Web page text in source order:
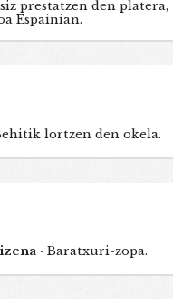
prestatzen den platera,
Espainian.
lortzen den okela.
izena · Baratxuri-zopa.